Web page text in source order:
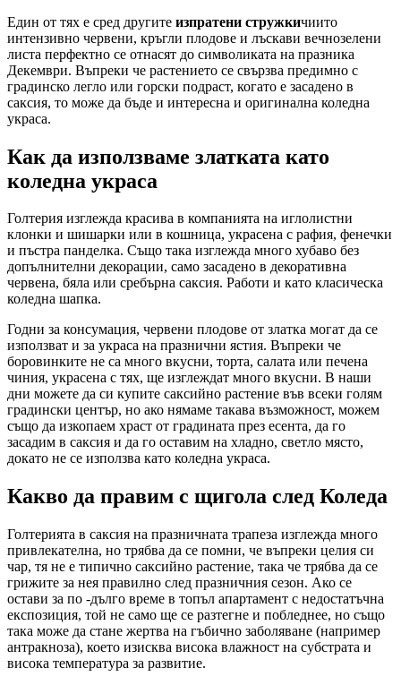
Един от тях е сред другите изпратени стружкичиито
интензивно червени, кръгли плодове и лъскави вечнозелени
листа перфектно се отнасят до символиката на празника
Декември. Въпреки че растението се свързва предимно с
градинско легло или горски подраст, когато е засадено в
саксия, то може да бъде и интересна и оригинална коледна
украса.
Как да използваме златката като
коледна украса
Голтерия изглежда красива в компанията на иглолистни
клонки и шишарки или в кошница, украсена с рафия, фенечки
и пъстра панделка. Също така изглежда много хубаво без
допълнителни декорации, само засадено в декоративна
червена, бяла или сребърна саксия. Работи и като класическа
коледна шапка.
Годни за консумация, червени плодове от златка могат да се
използват и за украса на празнични ястия. Въпреки че
боровинките не са много вкусни, торта, салата или печена
чиния, украсена с тях, ще изглеждат много вкусни. В наши
дни можете да си купите саксийно растение във всеки голям
градински център, но ако нямаме такава възможност, можем
също да изкопаем храст от градината през есента, да го
засадим в саксия и да го оставим на хладно, светло място,
докато не се използва като коледна украса.
Какво да правим с щигола след Коледа
Голтерията в саксия на празничната трапеза изглежда много
привлекателна, но трябва да се помни, че въпреки целия си
чар, тя не е типично саксийно растение, така че трябва да се
грижите за нея правилно след празничния сезон. Ако се
остави за по -дълго време в топъл апартамент с недостатъчна
експозиция, той не само ще се разтегне и побледнее, но също
така може да стане жертва на гъбично заболяване (например
антракноза), което изисква висока влажност на субстрата и
висока температура за развитие.